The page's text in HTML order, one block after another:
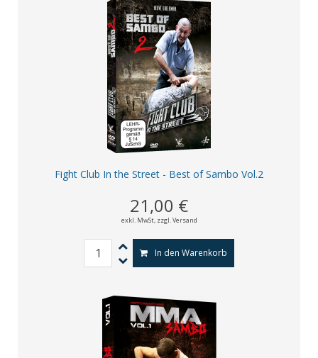
Fight Club In the Street - Best of Sambo Vol.2
21,00 €
exkl. MwSt, zzgl. Versand
In den Warenkorb